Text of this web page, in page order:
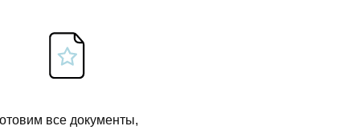
все документы,